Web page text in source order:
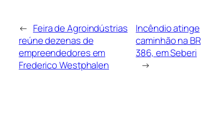
← Feira de Agroindústrias
reúne dezenas de
empreendedores em
Frederico Westphalen
Incêndio atinge
caminhão na BR
386, em Seberi
→